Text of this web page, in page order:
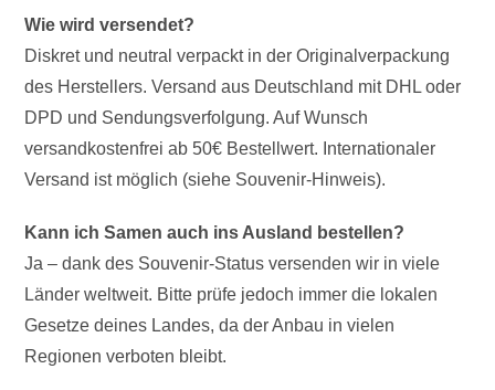
Wie wird versendet?
Diskret und neutral verpackt in der Originalverpackung
des Herstellers. Versand aus Deutschland mit DHL oder
DPD und Sendungsverfolgung. Auf Wunsch
versandkostenfrei ab 50€ Bestellwert. Internationaler
Versand ist möglich (siehe Souvenir-Hinweis).
Kann ich Samen auch ins Ausland bestellen?
Ja – dank des Souvenir-Status versenden wir in viele
Länder weltweit. Bitte prüfe jedoch immer die lokalen
Gesetze deines Landes, da der Anbau in vielen
Regionen verboten bleibt.